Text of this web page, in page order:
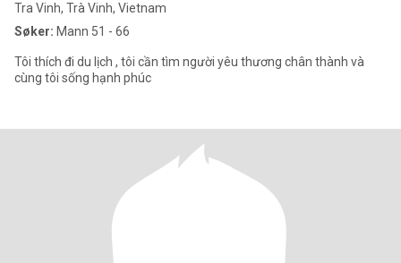
Tra Vinh, Trà Vinh, Vietnam
Søker: Mann 51 - 66
Tôi thích đi du lịch , tôi cần tìm người yêu thương chân thành và
cùng tôi sống hạnh phúc